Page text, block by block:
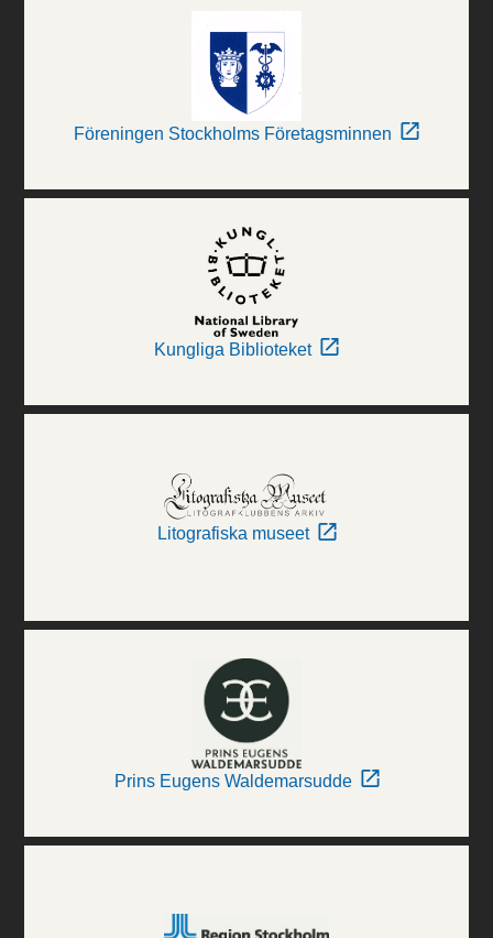
Föreningen Stockholms Företagsminnen
Kungliga Biblioteket
Litografiska museet
Prins Eugens Waldemarsudde